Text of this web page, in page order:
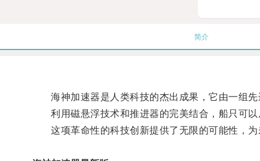
简介
海神加速器是人类科技的杰出成果，它由一组先
利用磁悬浮技术和推进器的完美结合，船只可以
这项革命性的科技创新提供了无限的可能性，为